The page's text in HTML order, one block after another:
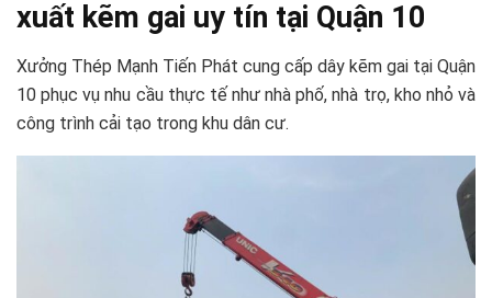
xuất kẽm gai uy tín tại Quận 10
Xưởng Thép Mạnh Tiến Phát cung cấp dây kẽm gai tại Quận
10 phục vụ nhu cầu thực tế như nhà phố, nhà trọ, kho nhỏ và
công trình cải tạo trong khu dân cư.